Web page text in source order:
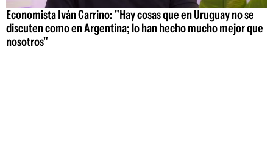
Economista Iván Carrino: "Hay cosas que en Uruguay no se
discuten como en Argentina; lo han hecho mucho mejor que
nosotros"